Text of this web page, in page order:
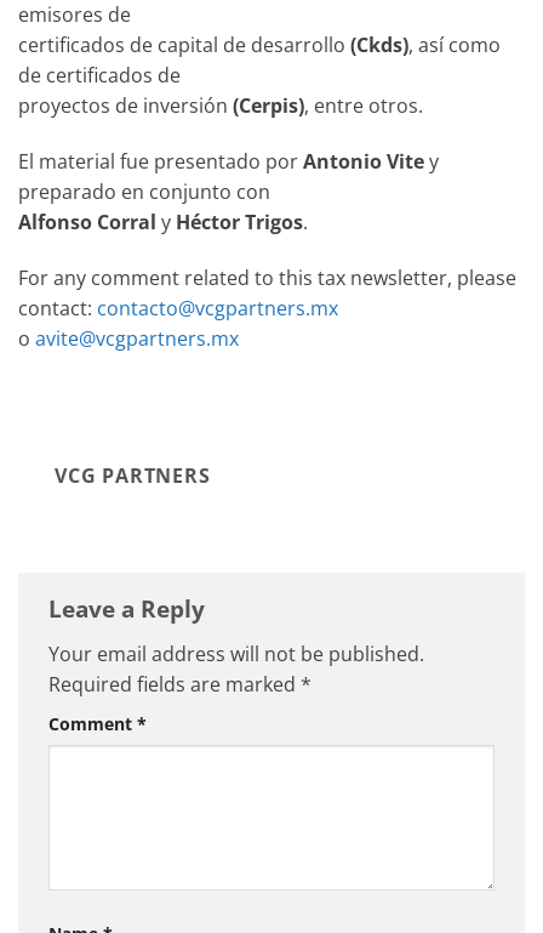
emisores de
certificados de capital de desarrollo (Ckds), así como
de certificados de
proyectos de inversión (Cerpis), entre otros.
El material fue presentado porAntonio Vitey
preparado en conjunto con
Alfonso Corral y Héctor Trigos.
For any comment related to this tax newsletter, please
contact: contacto@vcgpartners.mx
o avite@vcgpartners.mx
VCG PARTNERS
Leave a Reply
Your email address will not be published.
Required fields are marked *
Comment *